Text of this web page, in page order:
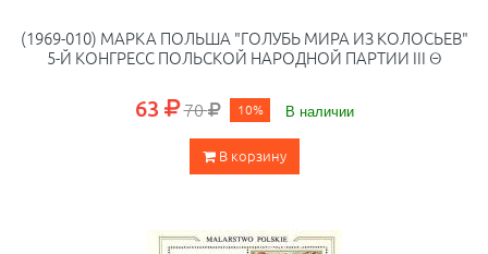
(1969-010) МАРКА ПОЛЬША "ГОЛУБЬ МИРА ИЗ КОЛОСЬЕВ"
5-Й КОНГРЕСС ПОЛЬСКОЙ НАРОДНОЙ ПАРТИИ III Θ
63 70 10% В наличии
В корзину